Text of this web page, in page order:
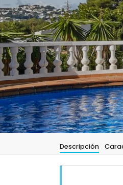
Descripción